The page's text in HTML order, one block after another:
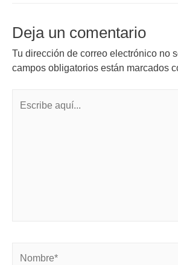
Deja un comentario
Tu dirección de correo electrónico no
campos obligatorios están marcados